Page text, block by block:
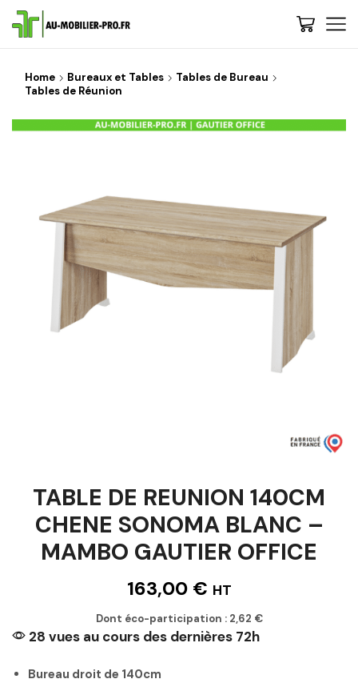
Home Bureaux et Tables
Tables de Bureau
Tables de Réunion
TABLE DE REUNION 140CM
CHENE SONOMA BLANC –
MAMBO GAUTIER OFFICE
163,00 € HT
Dont éco-participation : 2,62 €
28 vues au cours des dernières 72h
Bureau droit de 140cm